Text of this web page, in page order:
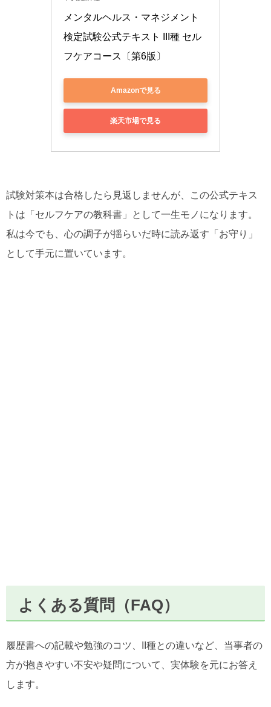
メンタルヘルス・マネジメント
検定試験公式テキスト III種 セル
フケアコース〔第6版〕
Amazonで見る
楽天市場で見る
試験対策本は合格したら見返しませんが、この公式テキス
トは「セルフケアの教科書」として一生モノになります。
私は今でも、心の調子が揺らいだ時に読み返す「お守り」
として手元に置いています。
よくある質問（FAQ）
履歴書への記載や勉強のコツ、II種との違いなど、当事者の
方が抱きやすい不安や疑問について、実体験を元にお答え
します。